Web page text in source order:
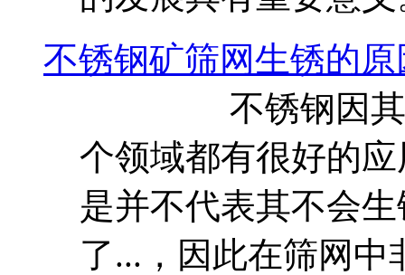
不锈钢矿筛网生锈的
不锈钢因其难
个领域都有很好的
是并不代表其不会
了...，因此在筛网